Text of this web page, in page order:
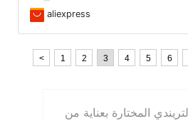
aliexpress
< 1 2 3 4 5 6
المختارة بعناية من